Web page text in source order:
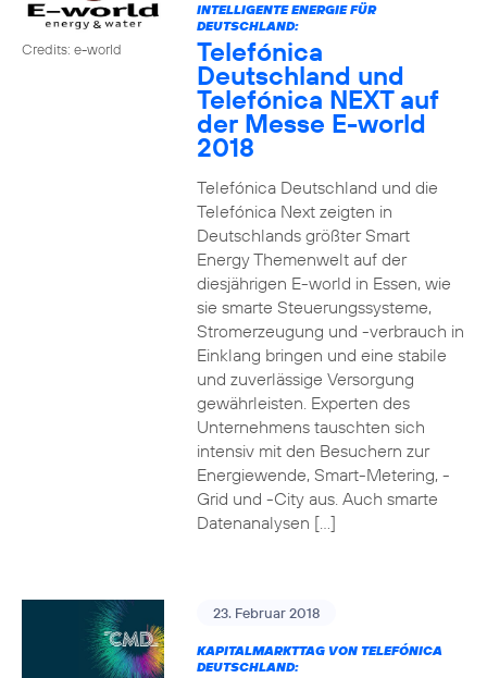
Credits: e-world
INTELLIGENTE ENERGIE FÜR
DEUTSCHLAND:
Telefónica
Deutschland und
Telefónica NEXT auf
der Messe E-world
2018
Telefónica Deutschland und die
Telefónica Next zeigten in
Deutschlands größter Smart
Energy Themenwelt auf der
diesjährigen E-world in Essen, wie
sie smarte Steuerungssysteme,
Stromerzeugung und -verbrauch in
Einklang bringen und eine stabile
und zuverlässige Versorgung
gewährleisten. Experten des
Unternehmens tauschten sich
intensiv mit den Besuchern zur
Energiewende, Smart-Metering, -
Grid und -City aus. Auch smarte
Datenanalysen […]
23. Februar 2018
KAPITALMARKTTAG VON TELEFÓNICA
DEUTSCHLAND: